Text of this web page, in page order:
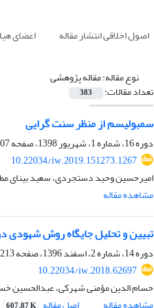
اصول اخلاقی انتشار مقاله اعضای
نوع مقاله:مقاله پژوهشی
تعداد مقالات: 383
سمبولیسم از منظر سنت گرایی
دوره 16، شماره 1، شهریور 1398، صفحه
10.22034/iw.2019.151273.1267
امیرحسین وحید دستجردی، سعید بینای
مشاهده مقاله
تبیین و تحلیل جایگاه روش شهودی
دوره 14، شماره 2، اسفند 1396، صفحه
213-226
10.22034/iw.2018.62697
حسام الدین مؤمنی شهرکی، عبدالحسین